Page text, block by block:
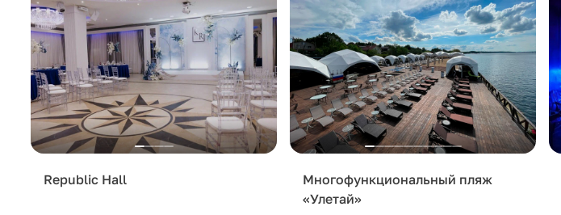
Republic Hall
Многофункциональный пляж
«Улетай»